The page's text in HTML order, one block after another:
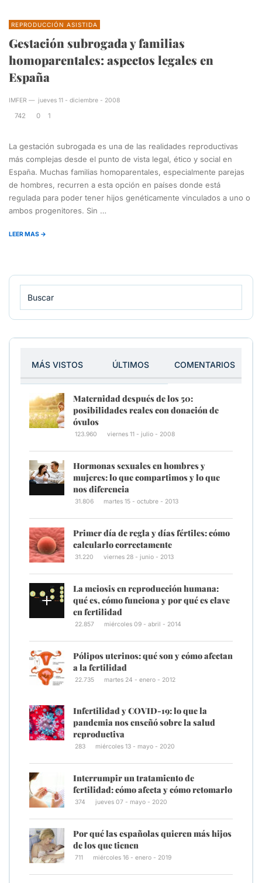
REPRODUCCIÓN ASISTIDA
Gestación subrogada y familias
homoparentales: aspectos legales en
España
IMFER — jueves 11 - diciembre - 2008
742 0 1
La gestación subrogada es una de las realidades reproductivas
más complejas desde el punto de vista legal, ético y social en
España. Muchas familias homoparentales, especialmente parejas
de hombres, recurren a esta opción en países donde está
regulada para poder tener hijos genéticamente vinculados a uno o
ambos progenitores. Sin …
LEER MAS →
MÁS VISTOS ÚLTIMOS COMENTARIOS
Maternidad después de los 50:
posibilidades reales con donación de
óvulos
123.960 viernes 11 - julio - 2008
Hormonas sexuales en hombres y
mujeres: lo que compartimos y lo que
nos diferencia
31.806 martes 15 - octubre - 2013
Primer día de regla y días fértiles: cómo
calcularlo correctamente
31.220 viernes 28 - junio - 2013
La meiosis en reproducción humana:
qué es, cómo funciona y por qué es clave
en fertilidad
22.857 miércoles 09 - abril - 2014
Pólipos uterinos: qué son y cómo afectan
a la fertilidad
22.735 martes 24 - enero - 2012
Infertilidad y COVID-19: lo que la
pandemia nos enseñó sobre la salud
reproductiva
283 miércoles 13 - mayo - 2020
Interrumpir un tratamiento de
fertilidad: cómo afecta y cómo retomarlo
374 jueves 07 - mayo - 2020
Por qué las españolas quieren más hijos
de los que tienen
711 miércoles 16 - enero - 2019